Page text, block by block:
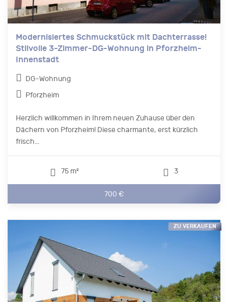
Modernisiertes Schmuckstück mit Dachterrasse!
Stilvolle 3-Zimmer-DG-Wohnung in Pforzheim-
Innenstadt
DG-Wohnung
Pforzheim
Herzlich willkommen in Ihrem neuen Zuhause über den
Dächern von Pforzheim! Diese charmante, erst kürzlich
frisch...
75 m² 3
700 €
ZU VERKAUFEN